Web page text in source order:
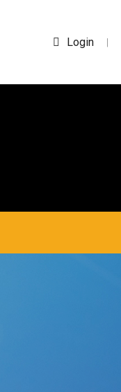
Login |